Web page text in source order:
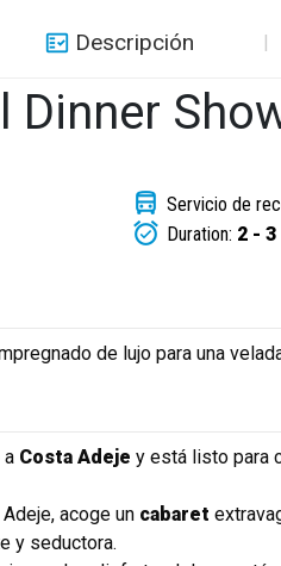
Descripción
Dinner
Servicio de
Duration: 2 -
de lujo para una
Costa Adeje y está listo para
acoge un cabaret
y seductora.